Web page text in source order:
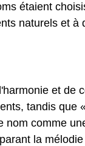
étaient
naturels et à
et de
tandis que
nom comme
la